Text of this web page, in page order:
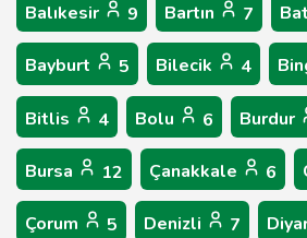
Balıkesir 9 Bartın 7
Bayburt 5 Bilecik 4
Bitlis 4 Bolu 6 Burdur
Bursa 12 Çanakkale 6
Çorum 5 Denizli 7